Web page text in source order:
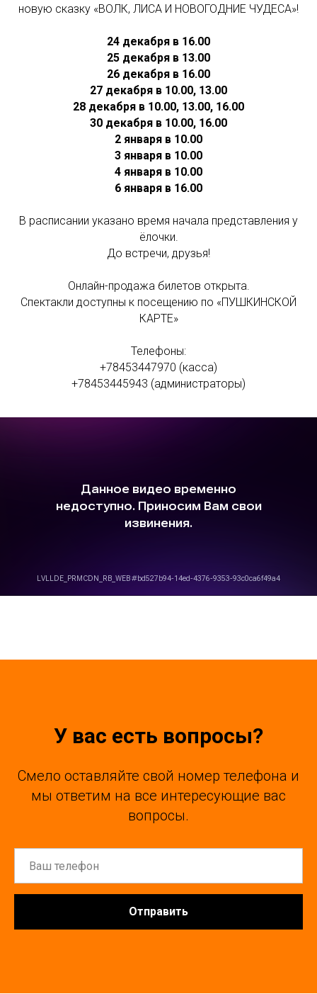
новую сказку «ВОЛК, ЛИСА И НОВОГОДНИЕ ЧУДЕСА»!
24 декабря в 16.00
25 декабря в 13.00
26 декабря в 16.00
27 декабря в 10.00, 13.00
28 декабря в 10.00, 13.00, 16.00
30 декабря в 10.00, 16.00
2 января в 10.00
3 января в 10.00
4 января в 10.00
6 января в 16.00
В расписании указано время начала представления у
ёлочки.
До встречи, друзья!
Онлайн-продажа билетов открыта.
Спектакли доступны к посещению по «ПУШКИНСКОЙ
КАРТЕ»
Телефоны:
+78453447970 (касса)
+78453445943 (администраторы)
У вас есть вопросы?
Смело оставляйте свой номер телефона и
мы ответим на все интересующие вас
вопросы.
Отправить